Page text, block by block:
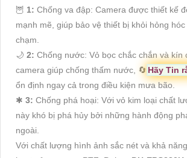
🦉 1: Chống va đập: Camera được thiết kế
mạnh mẽ, giúp bảo vệ thiết bị khỏi hỏng
chạm.
🌙 2: Chống nước: Vỏ bọc chắc chắn và kín
camera giúp chống thấm nước, 🔄 Hãy Tin
ổn định ngay cả trong điều kiện mưa bão.
✱ 3: Chống phá hoại: Với vỏ kim loại chất
này khó bị phá hủy bởi những hành động
ngoài.
Với chất lượng hình ảnh sắc nét và khả